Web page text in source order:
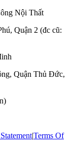
Nội Thất
Quận 2 (đc cũ:
Quận Thủ Đức,
|Terms Of